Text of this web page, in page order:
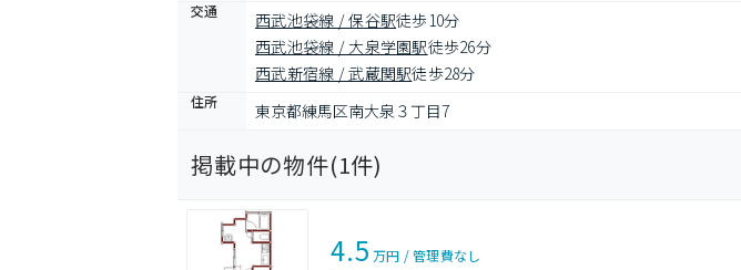
交通 西武池袋線 / 保谷駅徒歩10分
西武池袋線 / 大泉学園駅徒歩26分
西武新宿線 / 武蔵関駅徒歩28分
住所 東京都練馬区南大泉３丁目7
掲載中の物件(1件)
4.5 万円 /管理費なし